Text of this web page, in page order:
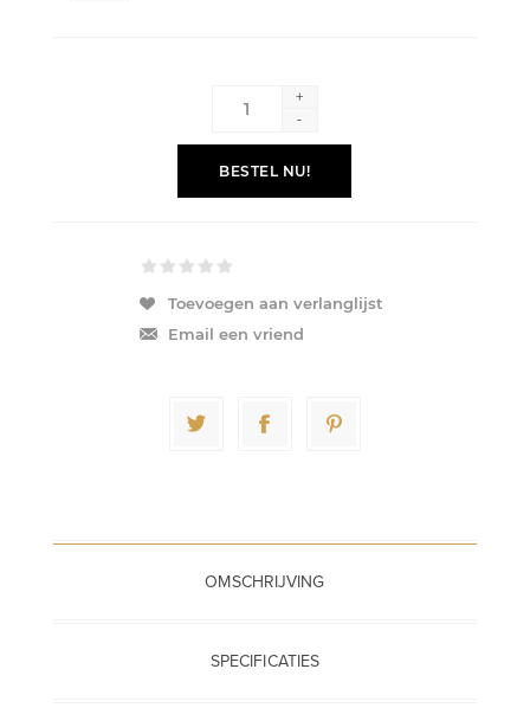
+
-
BESTEL NU!
Toevoegen aan verlanglijst
Email een vriend
OMSCHRIJVING
SPECIFICATIES